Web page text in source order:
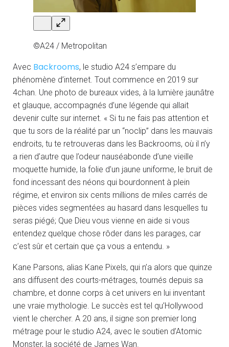
©A24 / Metropolitan
Avec Backrooms, le studio A24 s’empare du
phénomène d’internet. Tout commence en 2019 sur
4chan. Une photo de bureaux vides, à la lumière jaunâtre
et glauque, accompagnés d’une légende qui allait
devenir culte sur internet. « Si tu ne fais pas attention et
que tu sors de la réalité par un “noclip” dans les mauvais
endroits, tu te retrouveras dans les Backrooms, où il n’y
a rien d’autre que l’odeur nauséabonde d’une vieille
moquette humide, la folie d’un jaune uniforme, le bruit de
fond incessant des néons qui bourdonnent à plein
régime, et environ six cents millions de miles carrés de
pièces vides segmentées au hasard dans lesquelles tu
seras piégé; Que Dieu vous vienne en aide si vous
entendez quelque chose rôder dans les parages, car
c’est sûr et certain que ça vous a entendu. »
Kane Parsons, alias Kane Pixels, qui n’a alors que quinze
ans diffusent des courts-métrages, tournés depuis sa
chambre, et donne corps à cet univers en lui inventant
une vraie mythologie. Le succès est tel qu’Hollywood
vient le chercher. A 20 ans, il signe son premier long
métrage pour le studio A24, avec le soutien d’Atomic
Monster, la société de James Wan.